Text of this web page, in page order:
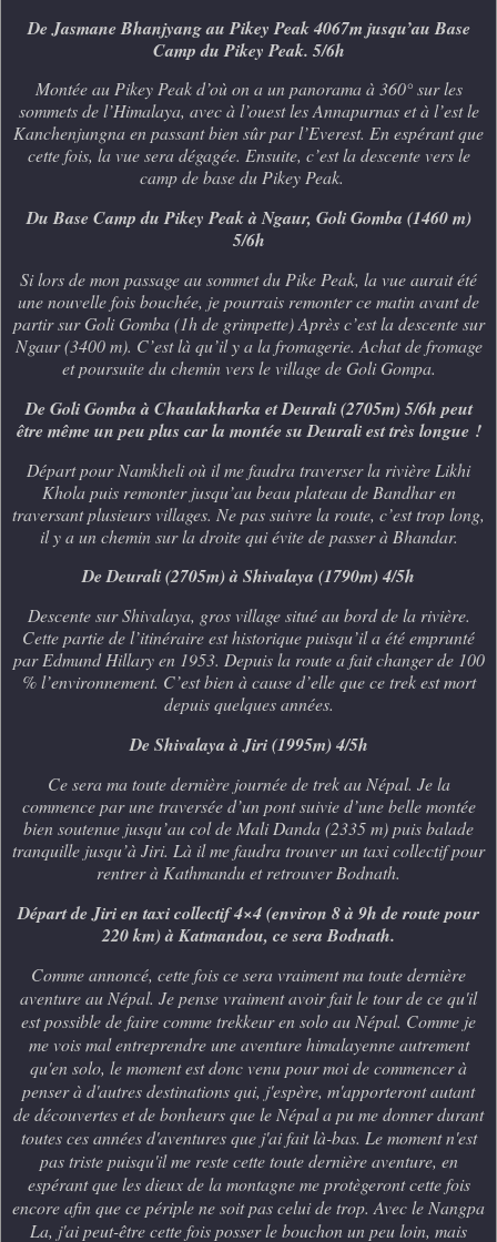
De Jasmane Bhanjyang au Pikey Peak 4067m jusqu’au Base
Camp du Pikey Peak. 5/6h
Montée au Pikey Peak d’où on a un panorama à 360° sur les
sommets de l’Himalaya, avec à l’ouest les Annapurnas et à l’est le
Kanchenjungna en passant bien sûr par l’Everest. En espérant que
cette fois, la vue sera dégagée. Ensuite, c’est la descente vers le
camp de basedu Pikey Peak.
Du Base Camp du Pikey Peak à Ngaur, Goli Gomba (1460 m)
5/6h
Si lors de mon passage au sommet du Pike Peak, la vue aurait été
une nouvelle fois bouchée, je pourrais remonter ce matin avant de
partir sur Goli Gomba (1h de grimpette) Après c’est la descente sur
Ngaur (3400 m). C’est là qu’il y a la fromagerie. Achat de fromage
et poursuite du chemin vers le village de Goli Gompa.
De Goli Gomba à Chaulakharka et Deurali (2705m) 5/6h peut
être même un peu plus car la montée su Deurali est très longue !
Départ pour Namkheli où il me faudra traverser la rivière Likhi
Khola puis remonter jusqu’au beau plateau de Bandhar en
traversant plusieurs villages. Ne pas suivre la route, c’est trop long,
il y a un chemin sur la droite qui évite de passer à Bhandar.
De Deurali (2705m) à Shivalaya (1790m) 4/5h
Descente sur Shivalaya, gros village situé au bord de la rivière.
Cette partie de l’itinéraire est historique puisqu’il a été emprunté
par Edmund Hillary en 1953. Depuis la route a fait changer de 100
% l’environnement. C’est bien à cause d’elle que ce trek est mort
depuis quelques années.
De Shivalaya à Jiri (1995m) 4/5h
Ce sera ma toute dernière journée de trek au Népal. Je la
commence par une traversée d’un pont suivie d’une belle montée
bien soutenue jusqu’au col de Mali Danda (2335 m) puis balade
tranquille jusqu’à Jiri. Là il me faudra trouver un taxi collectif pour
rentrer à Kathmandu et retrouver Bodnath.
Départ de Jiri en taxi collectif 4×4 (environ 8 à 9h de route pour
220 km) à Katmandou, ce sera Bodnath.
Comme annoncé, cette fois ce sera vraiment ma toute dernière
aventure au Népal. Je pense vraiment avoir fait le tour de ce qu'il
est possible de faire comme trekkeur en solo au Népal. Comme je
me vois mal entreprendre une aventure himalayenne autrement
qu'en solo, le moment est donc venu pour moi de commencer à
penser à d'autres destinations qui, j'espère, m'apporteront autant
de découvertes et de bonheurs que le Népal a pu me donner durant
toutes ces années d'aventures que j'ai fait là-bas. Le moment n'est
pas triste puisqu'il me reste cette toute dernière aventure, en
espérant que les dieux de la montagne me protègeront cette fois
encore afin que ce périple ne soit pas celui de trop. Avec le Nangpa
La, j'ai peut-être cette fois posser le bouchon un peu loin, mais